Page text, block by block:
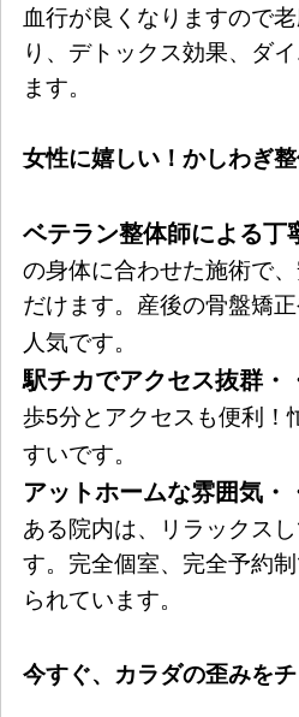
血行が良くなりますので
り、デトックス効果、ダ
ます。
女性に嬉しい！かしわぎ
ベテラン整体師による丁
の身体に合わせた施術で
だけます。産後の骨盤矯
人気です。
駅チカでアクセス抜群・
歩5分とアクセスも便利！
すいです。
アットホームな雰囲気・
ある院内は、リラックス
す。完全個室、完全予約
られています。
今すぐ、カラダの歪みをチ